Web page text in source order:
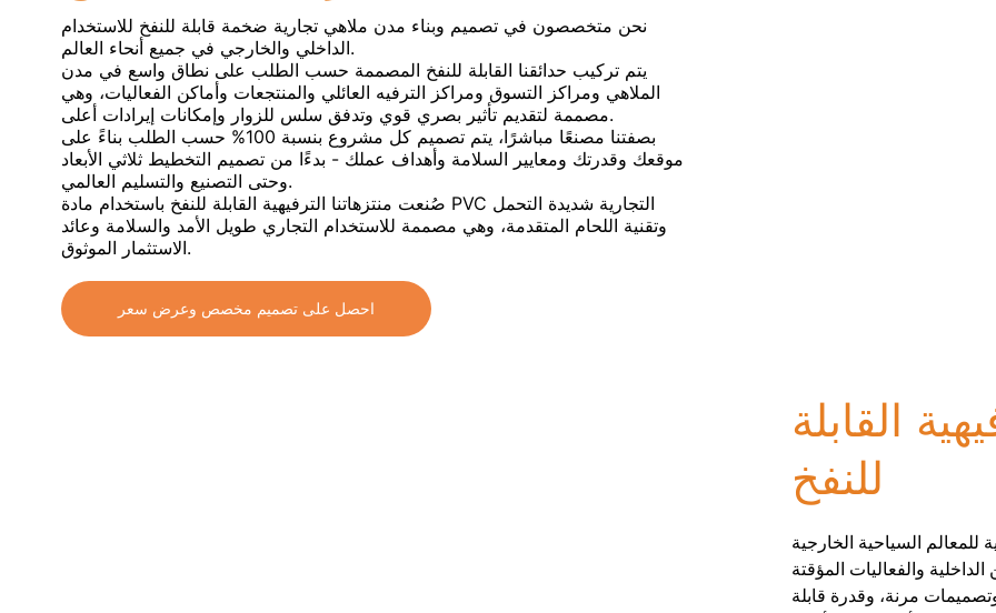
نحن متخصصون في تصميم وبناء مدن ملاهي تجارية ضخمة قابلة للنفخ للاستخدام
الداخلي والخارجي في جميع أنحاء العالم.
يتم تركيب حدائقنا القابلة للنفخ المصممة حسب الطلب على نطاق واسع في مدن
الملاهي ومراكز التسوق ومراكز الترفيه العائلي والمنتجعات وأماكن الفعاليات، وهي
مصممة لتقديم تأثير بصري قوي وتدفق سلس للزوار وإمكانات إيرادات أعلى.
بصفتنا مصنعًا مباشرًا، يتم تصميم كل مشروع بنسبة 100% حسب الطلب بناءً على
موقعك وقدرتك ومعايير السلامة وأهداف عملك - بدءًا من تصميم التخطيط ثلاثي الأبعاد
وحتى التصنيع والتسليم العالمي.
صُنعت منتزهاتنا الترفيهية القابلة للنفخ باستخدام مادة PVC التجارية شديدة التحمل
وتقنية اللحام المتقدمة، وهي مصممة للاستخدام التجاري طويل الأمد والسلامة وعائد
الاستثمار الموثوق.
احصل على تصميم مخصص وعرض سعر
القابلة
للنفخ
السياحية الخارجية
وتصميمات مرنة، وقدرة قابلة